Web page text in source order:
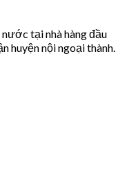
tại nhà hàng đầu
huyện nội ngoại thành.